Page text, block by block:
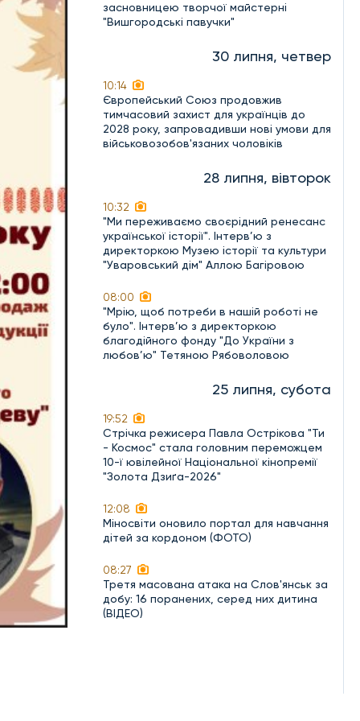
засновницею творчої майстерні
"Вишгородські павучки"
30 липня, четвер
10:14
Європейський Союз продовжив
тимчасовий захист для українців до
2028 року, запровадивши нові умови для
військовозобов'язаних чоловіків
28 липня, вівторок
10:32
"Ми переживаємо своєрідний ренесанс
української історії". Інтерв’ю з
директоркою Музею історії та культури
"Уваровський дім" Аллою Багіровою
08:00
"Мрію, щоб потреби в нашій роботі не
було". Інтерв’ю з директоркою
благодійного фонду "До України з
любов’ю" Тетяною Рябоволовою
25 липня, субота
19:52
Стрічка режисера Павла Острікова "Ти
- Космос" стала головним переможцем
10-ї ювілейної Національної кінопремії
"Золота Дзиґа-2026"
12:08
Міносвіти оновило портал для навчання
дітей за кордоном (ФОТО)
08:27
Третя масована атака на Слов'янськ за
добу: 16 поранених, серед них дитина
(ВІДЕО)